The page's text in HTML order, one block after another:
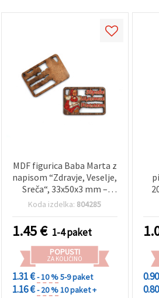
MDF figurica Baba Marta z
napisom “Zdravje, Veselje,
Sreča“, 33x50x3 mm –
komplet 5 kosov
Koda izdelka: 804285
1.45€ 1-4 paket
POPUSTI
ZA KOLIČINO
1.31 €- 10 %5-9 paket
1.16 €- 20 %10 paket +